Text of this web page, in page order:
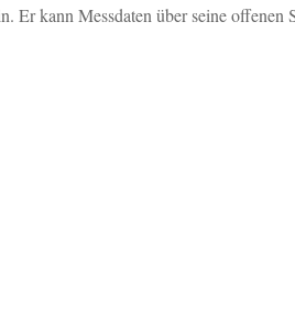
kann Messdaten über seine offenen